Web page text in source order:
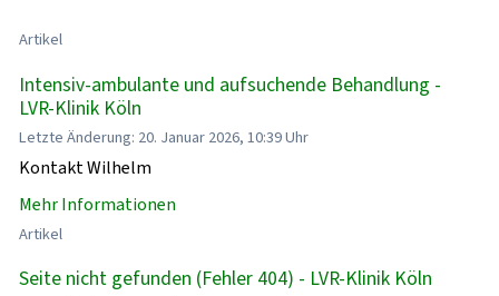
Artikel
Intensiv-ambulante und aufsuchende Behandlung -
LVR-Klinik Köln
Letzte Änderung: 20. Januar 2026, 10:39 Uhr
Kontakt Wilhelm
Mehr Informationen
Artikel
Seite nicht gefunden (Fehler 404) - LVR-Klinik Köln